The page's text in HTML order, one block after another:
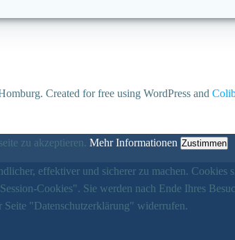
Created for free using WordPress and
zu akzeptieren. Mehr Informationen Zustimmen
effektiver und sicherer zu machen.
Cookies". Sie werden nach Ende Ihres
Seite "Datenschutzerklärung" widerrufen.